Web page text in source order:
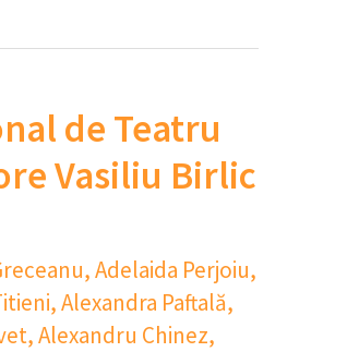
de Teatru
Vasiliu Birlic
,Adelaida Perjoiu,
,Alexandra Paftală,
,Alexandru Chinez,